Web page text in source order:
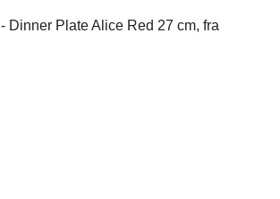
Dinner Plate Alice Red 27 cm, fra